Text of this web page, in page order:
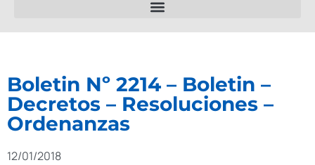
Boletin Nº 2214 – Boletin –
Decretos – Resoluciones –
Ordenanzas
12/01/2018